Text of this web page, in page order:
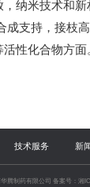
纳米技术和
成支持，接枝
性化合物方面
技术服务 新
腾制药有限公司 备案号：湘